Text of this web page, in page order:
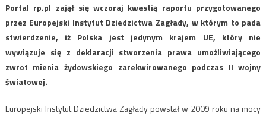
Portal rp.pl zajął się wczoraj kwestią raportu przygotowanego
przez Europejski Instytut Dziedzictwa Zagłady, w którym to pada
stwierdzenie, iż Polska jest jedynym krajem UE, który nie
wywiązuje się z deklaracji stworzenia prawa umożliwiającego
zwrot mienia żydowskiego zarekwirowanego podczas II wojny
światowej.
Europejski Instytut Dziedzictwa Zagłady powstał w 2009 roku na mocy